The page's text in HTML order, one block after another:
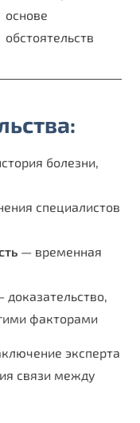
основе
обстоятельств
болезни,
специалистов
— временная
доказательство,
факторами
эксперта
связи между